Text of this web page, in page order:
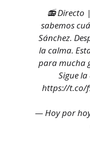
📻 Directo |
sabemos
Sánchez.
la calma.
para mucha
Sigue
https://t.co/
— Hoy por